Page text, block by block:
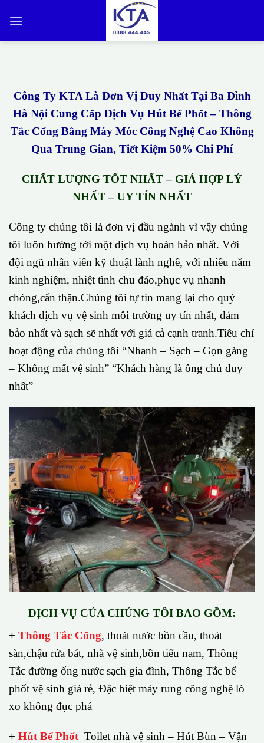
qua
Công Ty KTA Là Đơn Vị Duy Nhất Tại Ba Đình
Hà Nội Cung Cấp Dịch Vụ Hút Bể Phốt – Thông
Tắc Cống Bằng Máy Móc Công Nghệ Cao Không
Qua Trung Gian, Tiết Kiệm 50% Chi Phí
CHẤT LƯỢNG TỐT NHẤT – GIÁ HỢP LÝ
NHẤT – UY TÍN NHẤT
Công ty chúng tôi là đơn vị đầu ngành vì vậy chúng
tôi luôn hướng tới một dịch vụ hoàn hảo nhất. Với
đội ngũ nhân viên kỹ thuật lành nghề, với nhiều năm
kinh nghiệm, nhiệt tình chu đáo,phục vụ nhanh
chóng,cẩn thận.Chúng tôi tự tin mang lại cho quý
khách dịch vụ vệ sinh môi trường uy tín nhất, đảm
bảo nhất và sạch sẽ nhất với giá cả cạnh tranh.Tiêu chí
hoạt động của chúng tôi “Nhanh – Sạch – Gọn gàng
– Không mất vệ sinh” “Khách hàng là ông chủ duy
nhất”
DỊCH VỤ CỦA CHÚNG TÔI BAO GỒM:
+ Thông Tắc Cống, thoát nước bồn cầu, thoát
sàn,chậu rửa bát, nhà vệ sinh,bồn tiểu nam, Thông
Tắc đường ống nước sạch gia đình, Thông Tắc bể
phốt vệ sinh giá rẻ, Đặc biệt máy rung công nghệ lò
xo không đục phá
+ Hút Bể Phốt Toilet nhà vệ sinh – Hút Bùn – Vận